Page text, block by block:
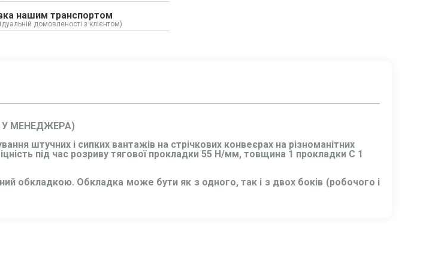
нашим транспортом
домовленості з клієнтом)
У МЕНЕДЖЕРА)
штучних і сипких вантажів на стрічкових конвеєрах на різноманітних
під час розриву тягової прокладки 55 Н/мм, товщина 1 прокладки C 1
обкладкою. Обкладка може бути як з одного, так і з двох боків (робочого і